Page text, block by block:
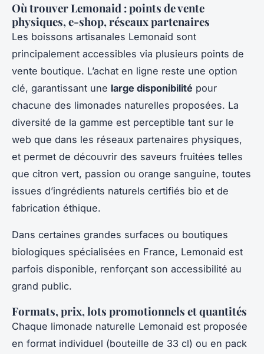
Où trouver Lemonaid : points de vente
physiques, e-shop, réseaux partenaires
Les boissons artisanales Lemonaid sont
principalement accessibles via plusieurs points de
vente boutique. L’achat en ligne reste une option
clé, garantissant une large disponibilité pour
chacune des limonades naturelles proposées. La
diversité de la gamme est perceptible tant sur le
web que dans les réseaux partenaires physiques,
et permet de découvrir des saveurs fruitées telles
que citron vert, passion ou orange sanguine, toutes
issues d’ingrédients naturels certifiés bio et de
fabrication éthique.
Dans certaines grandes surfaces ou boutiques
biologiques spécialisées en France, Lemonaid est
parfois disponible, renforçant son accessibilité au
grand public.
Formats, prix, lots promotionnels et quantités
Chaque limonade naturelle Lemonaid est proposée
en format individuel (bouteille de 33 cl) ou en pack